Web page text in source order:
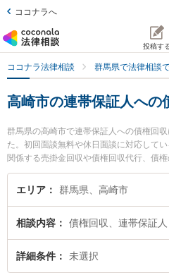
ココナラへ
投稿す
ココナラ法律相談 群馬県で法律相談
高崎市の連帯保証人への
群馬県の高崎市で連帯保証人への債権回
た。初回面談無料や休日面談に対応して
関係する売掛金回収や債権回収代行、債
込み検索もでき便利です。特に石原・関
有未弁護士や弁護士法人 杉本法律事務所
今すぐに弁護士に相談したい』『連帯保
績豊富な近くの弁護士を検索したい』『
収を法律相談できる高崎市内の弁護士に
エリア 群馬県、高崎市
相談内容 債権回収、連帯保証人
詳細条件 未選択